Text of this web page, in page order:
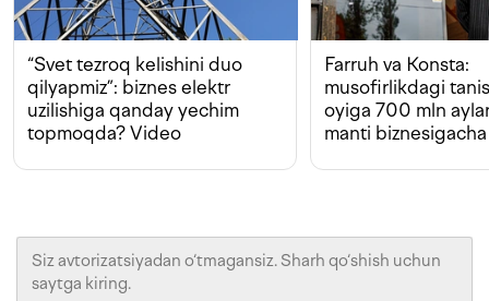
“Svet tezroq kelishini duo
qilyapmiz”: biznes elektr
uzilishiga qanday yechim
topmoqda? Video
Farruh va Konsta:
musofirlikdagi
oyiga 700 mln
manti biznesigacha